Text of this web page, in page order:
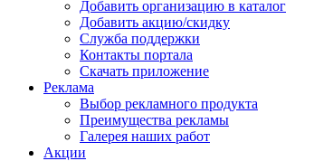
Добавить организацию в каталог
Добавить акцию/скидку
Служба поддержки
Контакты портала
Скачать приложение
Реклама
Выбор рекламного продукта
Преимущества рекламы
Галерея наших работ
Акции